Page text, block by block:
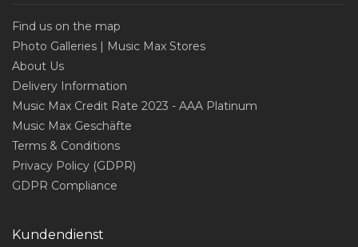
Find us on the map
Photo Galleries | Music Max Stores
About Us
Delivery Information
Music Max Credit Rate 2023 - AAA Platinum
Music Max Geschäfte
Terms & Conditions
Privacy Policy (GDPR)
GDPR Compliance
Kundendienst